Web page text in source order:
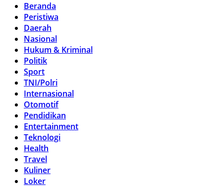
Beranda
Peristiwa
Daerah
Nasional
Hukum & Kriminal
Politik
Sport
TNI/Polri
Internasional
Otomotif
Pendidikan
Entertainment
Teknologi
Health
Travel
Kuliner
Loker